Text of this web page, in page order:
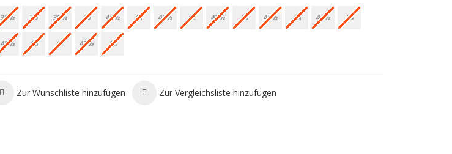
38½ 39 39½ 40 40½ 41 41½ 42 42½ 43 43½ 44 44½ 45
45½ 46 47 47½ 48
Zur Wunschliste hinzufügen Zur Vergleichsliste hinzufügen